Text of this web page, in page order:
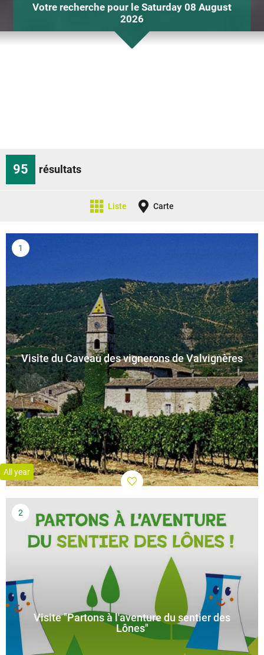
Votre recherche pour le Saturday 08 August
2026
95 résultats
Liste Carte
Visite du Caveau des vignerons de Valvignères
All year
Visite "Partons à l'aventure du sentier des
Lônes"